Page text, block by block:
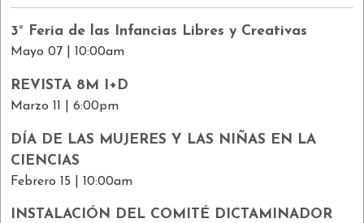
3° Feria de las Infancias Libres y Creativas
Mayo 07 | 10:00am
REVISTA 8M I+D
Marzo 11 | 6:00pm
DÍA DE LAS MUJERES Y LAS NIÑAS EN LA
CIENCIAS
Febrero 15 | 10:00am
INSTALACIÓN DEL COMITÉ DICTAMINADOR